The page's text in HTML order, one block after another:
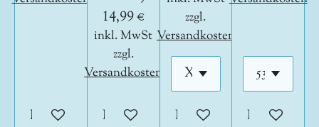
In den Warenkorb
14,99 €
inkl. MwSt
zzgl.
Versandkosten
In den Warenkorb
zzgl.
Versandkosten
In den Warenkorb
In den